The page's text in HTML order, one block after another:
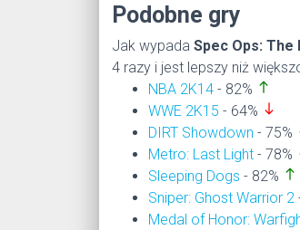
Podobne gry
Jak wypada Spec Ops: The
4 razy i jest lepszy niż
NBA 2K14 - 82% north
WWE 2K15 - 64% south
DIRT Showdown - 75%
Metro: Last Light - 78%
Sleeping Dogs - 82% north
Sniper: Ghost Warrior 2
Medal of Honor: